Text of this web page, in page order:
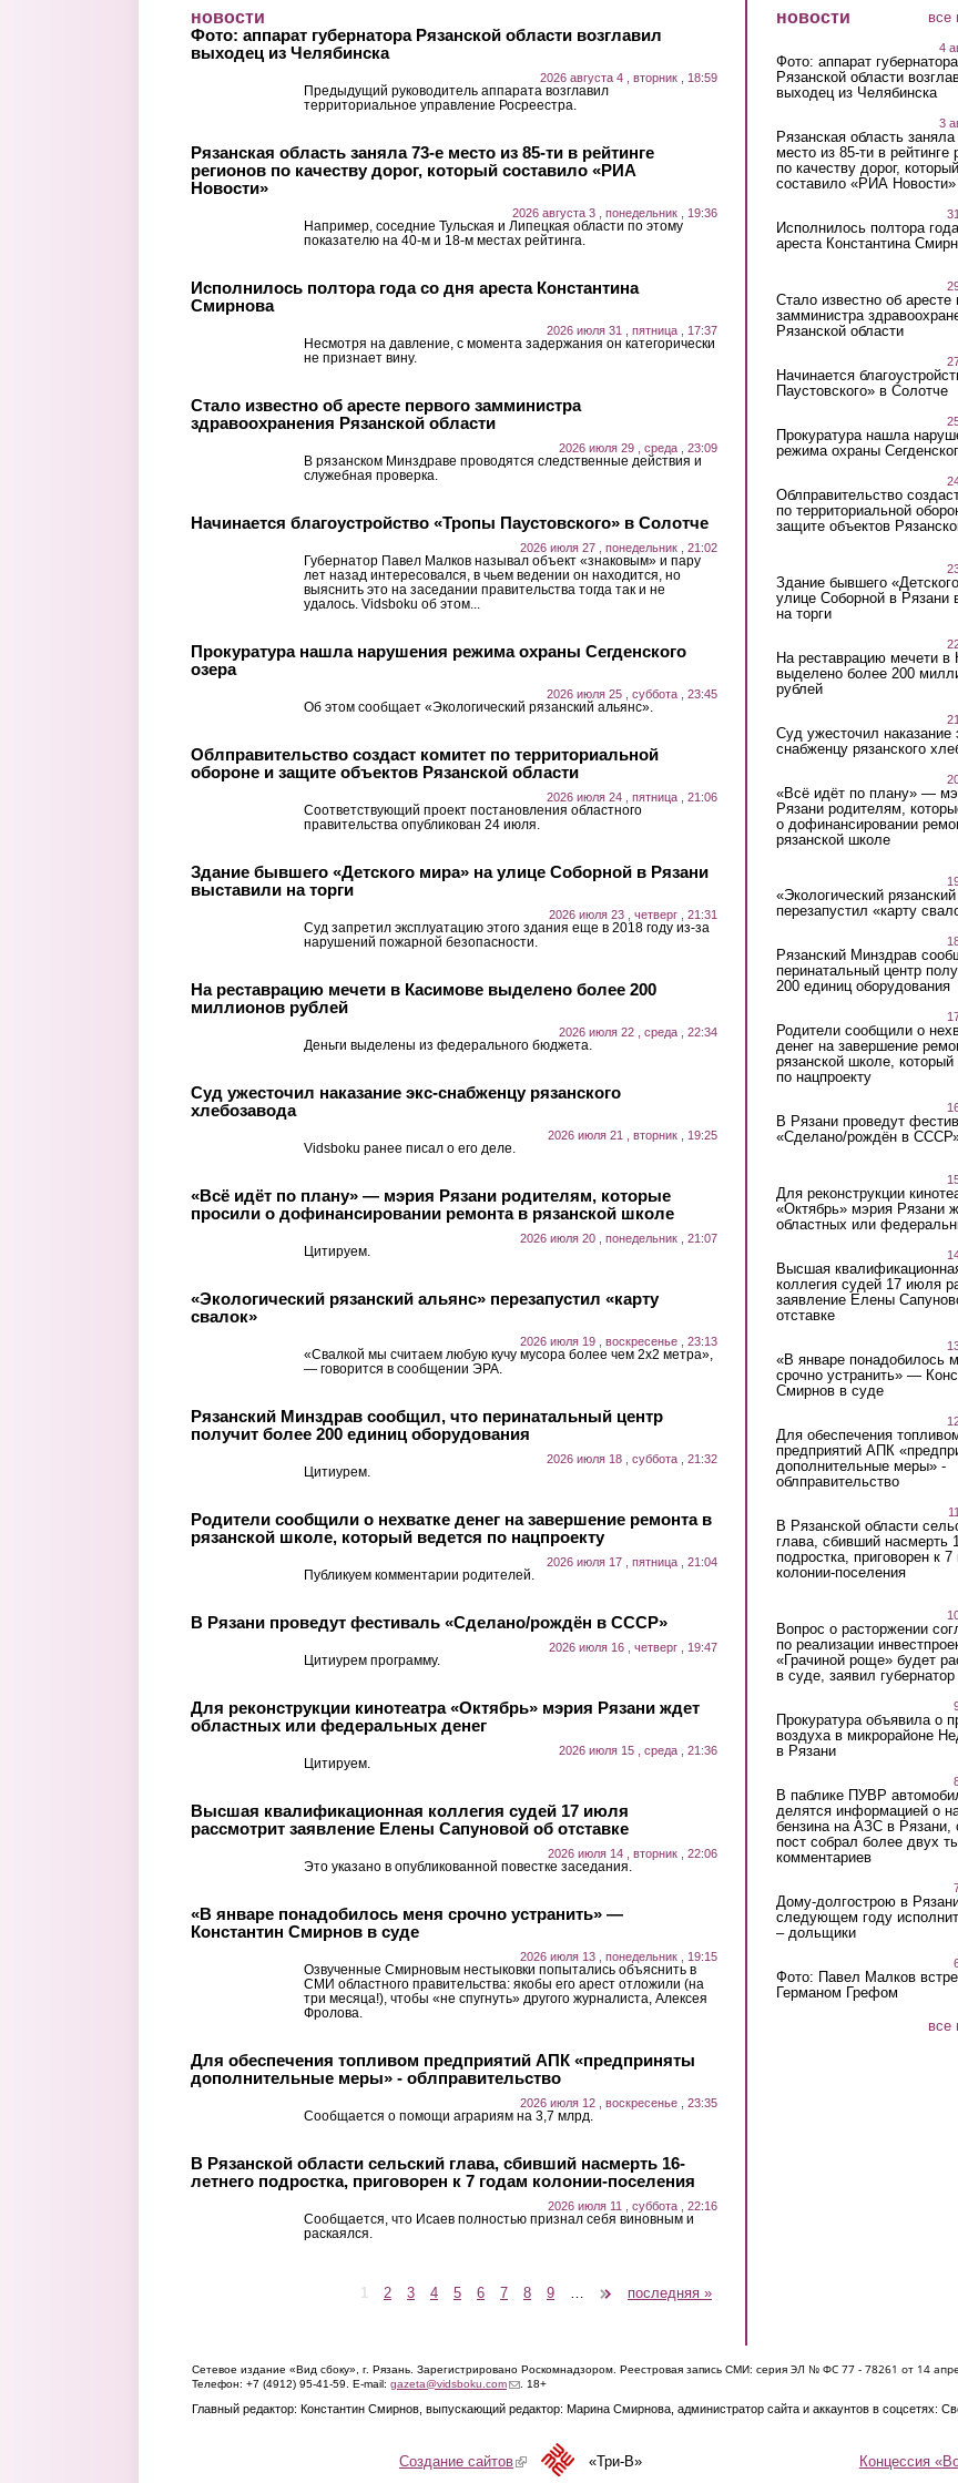
новости
Фото: аппарат губернатора Рязанской области возглавил
выходец из Челябинска
2026 августа 4 , вторник , 18:59
Предыдущий руководитель аппарата возглавил
территориальное управление Росреестра.
Рязанская область заняла 73-е место из 85-ти в рейтинге
регионов по качеству дорог, который составило «РИА
Новости»
2026 августа 3 , понедельник , 19:36
Например, соседние Тульская и Липецкая области по этому
показателю на 40-м и 18-м местах рейтинга.
Исполнилось полтора года со дня ареста Константина
Смирнова
2026 июля 31 , пятница , 17:37
Несмотря на давление, с момента задержания он категорически
не признает вину.
Стало известно об аресте первого замминистра
здравоохранения Рязанской области
2026 июля 29 , среда , 23:09
В рязанском Минздраве проводятся следственные действия и
служебная проверка.
Начинается благоустройство «Тропы Паустовского» в Солотче
2026 июля 27 , понедельник , 21:02
Губернатор Павел Малков называл объект «знаковым» и пару
лет назад интересовался, в чьем ведении он находится, но
выяснить это на заседании правительства тогда так и не
удалось. Vidsboku об этом...
Прокуратура нашла нарушения режима охраны Сегденского
озера
2026 июля 25 , суббота , 23:45
Об этом сообщает «Экологический рязанский альянс».
Облправительство создаст комитет по территориальной
обороне и защите объектов Рязанской области
2026 июля 24 , пятница , 21:06
Соответствующий проект постановления областного
правительства опубликован 24 июля.
Здание бывшего «Детского мира» на улице Соборной в Рязани
выставили на торги
2026 июля 23 , четверг , 21:31
Суд запретил эксплуатацию этого здания еще в 2018 году из-за
нарушений пожарной безопасности.
На реставрацию мечети в Касимове выделено более 200
миллионов рублей
2026 июля 22 , среда , 22:34
Деньги выделены из федерального бюджета.
Суд ужесточил наказание экс-снабженцу рязанского
хлебозавода
2026 июля 21 , вторник , 19:25
Vidsboku ранее писал о его деле.
«Всё идёт по плану» — мэрия Рязани родителям, которые
просили о дофинансировании ремонта в рязанской школе
2026 июля 20 , понедельник , 21:07
Цитируем.
«Экологический рязанский альянс» перезапустил «карту
свалок»
2026 июля 19 , воскресенье , 23:13
«Свалкой мы считаем любую кучу мусора более чем 2х2 метра»,
— говорится в сообщении ЭРА.
Рязанский Минздрав сообщил, что перинатальный центр
получит более 200 единиц оборудования
2026 июля 18 , суббота , 21:32
Цитиурем.
Родители сообщили о нехватке денег на завершение ремонта в
рязанской школе, который ведется по нацпроекту
2026 июля 17 , пятница , 21:04
Публикуем комментарии родителей.
В Рязани проведут фестиваль «Сделано/рождён в СССР»
2026 июля 16 , четверг , 19:47
Цитиурем программу.
Для реконструкции кинотеатра «Октябрь» мэрия Рязани ждет
областных или федеральных денег
2026 июля 15 , среда , 21:36
Цитируем.
Высшая квалификационная коллегия судей 17 июля
рассмотрит заявление Елены Сапуновой об отставке
2026 июля 14 , вторник , 22:06
Это указано в опубликованной повестке заседания.
«В январе понадобилось меня срочно устранить» —
Константин Смирнов в суде
2026 июля 13 , понедельник , 19:15
Озвученные Смирновым нестыковки попытались объяснить в
СМИ областного правительства: якобы его арест отложили (на
три месяца!), чтобы «не спугнуть» другого журналиста, Алексея
Фролова.
Для обеспечения топливом предприятий АПК «предприняты
дополнительные меры» - облправительство
2026 июля 12 , воскресенье , 23:35
Сообщается о помощи аграриям на 3,7 млрд.
В Рязанской области сельский глава, сбивший насмерть 16-
летнего подростка, приговорен к 7 годам колонии-поселения
2026 июля 11 , суббота , 22:16
Сообщается, что Исаев полностью признал себя виновным и
раскаялся.
1 2 3 4 5 6 7 8 9 последняя »
новости все
4
Фото: аппарат губернатора
Рязанской области
выходец из Челябинска
3
Рязанская область заняла
место из 85-ти в рейтинге
по качеству дорог, который
составило «РИА Новости»
Исполнилось полтора
ареста Константина
Стало известно об аресте
замминистра
Рязанской области
Начинается
Паустовского» в Солотче
Прокуратура нашла
режима охраны
Облправительство
по территориальной
защите объектов
Здание бывшего
улице Соборной в Рязани
на торги
На реставрацию мечети в
выделено более 200
рублей
Суд ужесточил наказание
снабженцу рязанского
«Всё идёт по плану» —
Рязани родителям,
о дофинансировании
рязанской школе
«Экологический
перезапустил «карту
Рязанский Минздрав
перинатальный центр
200 единиц оборудования
Родители сообщили о
денег на завершение
рязанской школе, который
по нацпроекту
В Рязани проведут
«Сделано/рождён в
Для реконструкции
«Октябрь» мэрия Рязани
областных или
Высшая
коллегия судей 17 июля
заявление Елены
отставке
«В январе понадобилось
срочно устранить» —
Смирнов в суде
Для обеспечения
предприятий АПК
дополнительные меры» -
облправительство
В Рязанской области
глава, сбивший насмерть
подростка, приговорен к 7
колонии-поселения
Вопрос о расторжении
по реализации
«Грачиной роще» будет
в суде, заявил губернатор
Прокуратура объявила о
воздуха в микрорайоне
в Рязани
В паблике ПУВР
делятся информацией о
бензина на АЗС в Рязани,
пост собрал более двух
комментариев
Дому-долгострою в
следующем году
– дольщики
Фото: Павел Малков
Германом Грефом
все
Сетевое издание «Вид сбоку», г. Рязань. Зарегистрировано Роскомнадзором. Реестровая запись СМИ: серия ЭЛ № ФС 77 - 78261 от 14
Телефон: +7 (4912) 95-41-59. E-mail: gazeta@vidsboku.com(link sends e-mail)
. 18+
Главный редактор: Константин Смирнов, выпускающий редактор: Марина Смирнова, администратор сайта и аккаунтов в соцсетях:
Концессия
Создание сайтов(link is external)«Три-В»